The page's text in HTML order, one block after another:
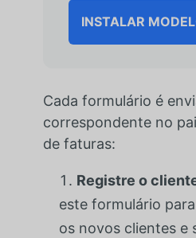
INSTALAR
Cada formulário é
correspondente no
de faturas:
Registre o
este formulário
os novos clientes e